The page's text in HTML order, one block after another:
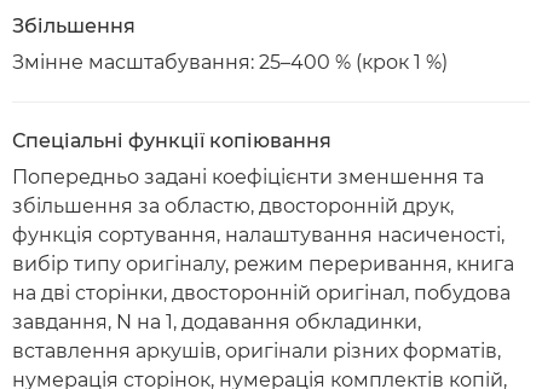
Збільшення
Змінне масштабування: 25–400 % (крок 1 %)
Спеціальні функції копіювання
Попередньо задані коефіцієнти зменшення та
збільшення за областю, двосторонній друк,
функція сортування, налаштування насиченості,
вибір типу оригіналу, режим переривання, книга
на дві сторінки, двосторонній оригінал, побудова
завдання, N на 1, додавання обкладинки,
вставлення аркушів, оригінали різних форматів,
нумерація сторінок, нумерація комплектів копій,